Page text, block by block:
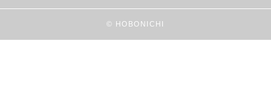
© HOBONICHI